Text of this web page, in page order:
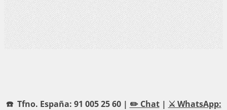
☎️ Tfno. España: 91 005 25 60 | ✏️ Chat| ⚔️ WhatsApp: